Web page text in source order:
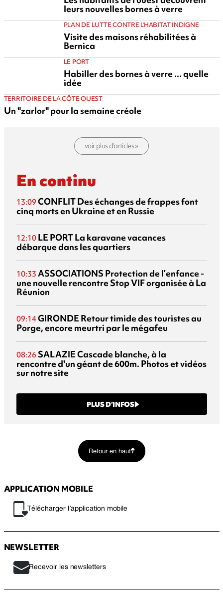
leurs nouvelles bornes à verre
PLAN DE LUTTE CONTRE L'HABITAT INDIGNE
Visite des maisons réhabilitées à
Bernica
LE PORT
Habiller des bornes à verre ... quelle
idée
TERRITOIRE DE LA CÔTE OUEST
Un "zarlor" pour la semaine créole
voir plus d’articles »
En continu
13:09 CONFLITDes échanges de frappes font
cinq morts en Ukraine et en Russie
12:10 LE PORTLa karavane vacances
débarque dans les quartiers
10:33 ASSOCIATIONS Protection de l’enfance -
une nouvelle rencontre Stop VIF organisée à La
Réunion
09:14GIRONDE Retour timide des touristes au
Porge, encore meurtri par le mégafeu
08:26 SALAZIECascade blanche, à la
rencontre d'un géant de 600m. Photos et vidéos
sur notre site
PLUS D’INFOS
Retour en haut
APPLICATION MOBILE
Télécharger l’application mobile
NEWSLETTER
Recevoir les newsletters